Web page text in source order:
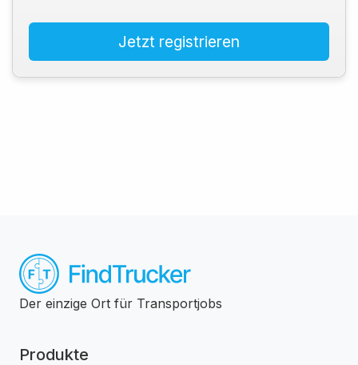
Jetzt registrieren
Der einzige Ort für Transportjobs
Produkte